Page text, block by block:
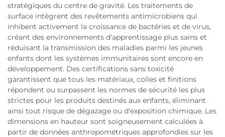
stratégiques du centre de gravité. Les traitements de
surface intègrent des revêtements antimicrobiens qui
inhibent activement la croissance de bactéries et de virus,
créant des environnements d'apprentissage plus sains et
réduisant la transmission des maladies parmi les jeunes
enfants dont les systèmes immunitaires sont encore en
développement. Des certifications sans toxicité
garantissent que tous les matériaux, colles et finitions
répondent ou surpassent les normes de sécurité les plus
strictes pour les produits destinés aux enfants, éliminant
ainsi tout risque de dégazage ou d'exposition chimique. Les
dimensions en hauteur sont soigneusement calculées à
partir de données anthropométriques approfondies sur les